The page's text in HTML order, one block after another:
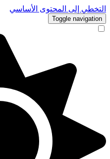
التخطي إلى المحتوى الأساسي
Toggle navigation